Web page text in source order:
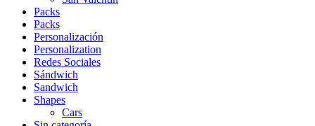
Packs
Packs
Personalización
Personalization
Redes Sociales
Sándwich
Sandwich
Shapes
Cars